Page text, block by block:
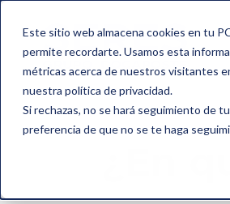
Este sitio web almacena cookies en tu
permite recordarte. Usamos esta
métricas acerca de nuestros visitantes
nuestra política de privacidad.
Si rechazas, no se hará seguimiento de
preferencia de que no se te haga
¿En